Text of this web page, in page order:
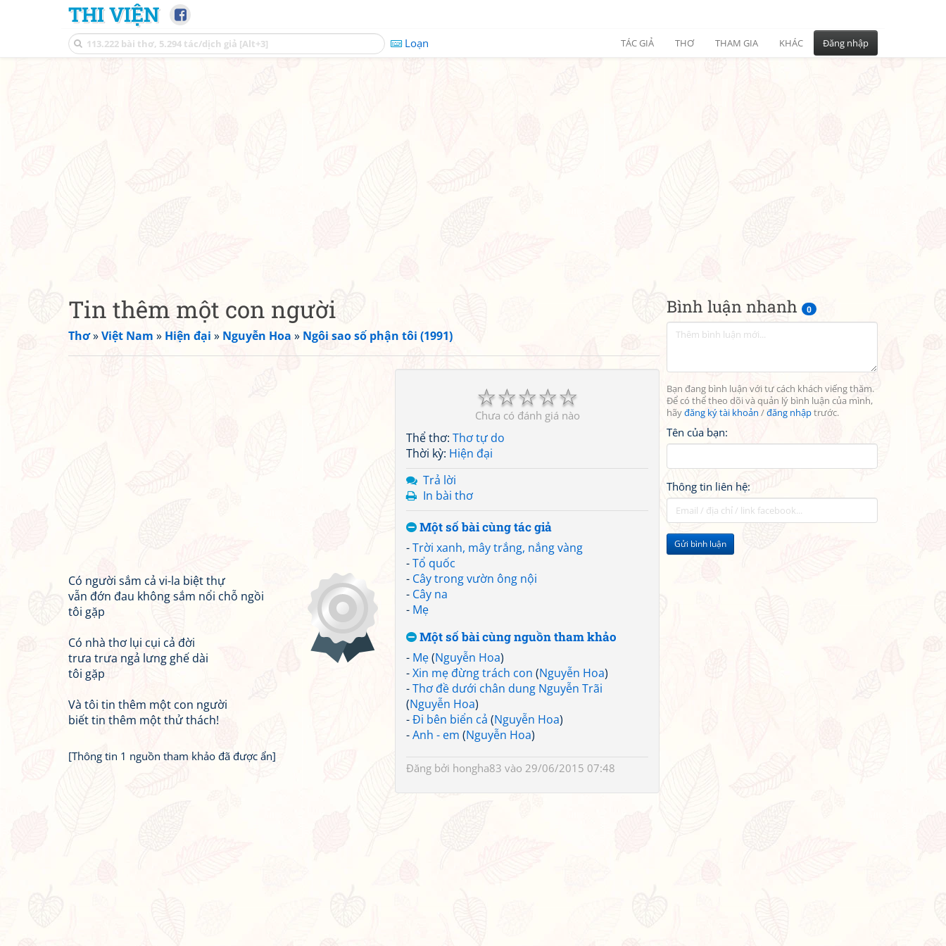
THI VIỆN
Loạn TÁC GIẢ THƠ THAM GIA KHÁC Đăng nhập
Bình luận nhanh 0
Bạn đang bình luận với tư cách khách viếng thăm.
Để có thể theo dõi và quản lý bình luận của mình,
hãyđăng ký tài khoản /đăng nhậptrước.
Tên của bạn:
Thông tin liên hệ:
Gửi bình luận
Tin thêm một con người
Thơ»Việt Nam » Hiện đại » Nguyễn Hoa » Ngôi sao số phận tôi (1991)
☆
☆
☆
☆
☆
Chưa có đánh giá nào
Thể thơ: Thơ tự do
Thời kỳ: Hiện đại
Trả lời
In bài thơ
Một số bài cùng tác giả
-Trời xanh, mây trắng, nắng vàng
-Tổ quốc
- Cây trong vườn ông nội
- Cây na
- Mẹ
Một số bài cùng nguồn tham khảo
- Mẹ(Nguyễn Hoa)
-Xin mẹ đừng trách con (Nguyễn Hoa)
-Thơ đề dưới chân dung Nguyễn Trãi
(Nguyễn Hoa)
-Đi bên biển cả (Nguyễn Hoa)
-Anh - em (Nguyễn Hoa)
Đăng bởi hongha83 vào 29/06/2015 07:48
Có người sắm cả vi-la biệt thự
vẫn đớn đau không sắm nổi chỗ ngồi
tôi gặp
Có nhà thơ lụi cụi cả đời
trưa trưa ngả lưng ghế dài
tôi gặp
Và tôi tin thêm một con người
biết tin thêm một thử thách!
[Thông tin 1 nguồn tham khảo đã được ẩn]